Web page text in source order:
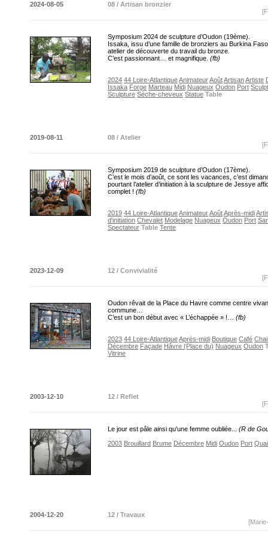
2024-08-05
08 / Artisan bronzier
Symposium 2024 de sculpture d’Oudon (19ème).
Issaka, issu d’une famille de bronziers au Burkina
atelier de découverte du travail du bronze.
C’est passionnant… et magnifique. (fb)
2024 44 Loire-AtlantiqueAnimateurAoûtArtisanArtiste
Issaka Forge Marteau Midi Nuageux Oudon Port
Sculpture Sèche-cheveux Statue Table
2019-08-11
08 / Atelier
Symposium 2019 de sculpture d’Oudon (17ème).
C’est le mois d’août, ce sont les vacances, c’est
pourtant l’atelier d’initiation à la sculpture de Jessye
complet ! (fb)
2019 44 Loire-AtlantiqueAnimateurAoûtAprès-midi
d'initiation Chevalet Modelage Nuageux Oudon Port
Spectateur Table Tente
2023-12-09
12 / Convivialité
Oudon rêvait de la Place du Havre comme centre
commune…
C’est un bon début avec « L’échappée » !… (fb)
2023 44 Loire-AtlantiqueAprès-midi Boutique Café
Décembre Façade Hâvre (Place du) Nuageux Oudon
Vitrine
2003-12-10
12 / Reflet
Le jour est pâle ainsi qu'une femme oubliée... (R de
2003 Brouillard Brume Décembre Midi Oudon Port Quai
2004-12-20
12 / Travaux